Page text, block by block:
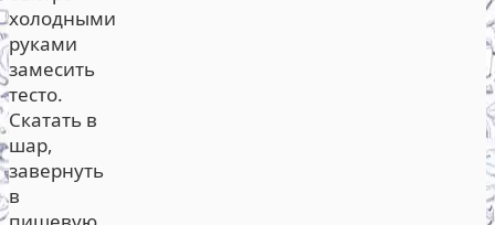
холодными
руками
замесить
тесто.
Скатать в
шар,
завернуть
в